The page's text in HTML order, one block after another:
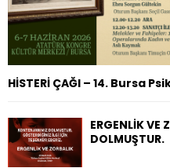
HİSTERİ ÇAĞI – 14. Bursa
ERGENLİK VE
DOLMUŞTUR.